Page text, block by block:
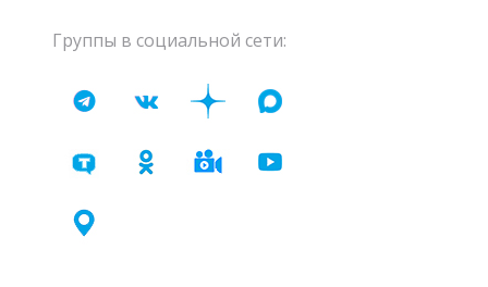
Группы в социальной сети: